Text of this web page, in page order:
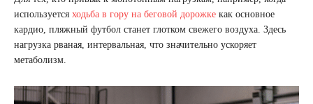
используется ходьба в гору на беговой дорожке как основное
кардио, пляжный футбол станет глотком свежего воздуха. Здесь
нагрузка рваная, интервальная, что значительно ускоряет
метаболизм.